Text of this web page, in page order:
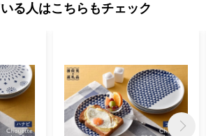
る人はこちらもチェック